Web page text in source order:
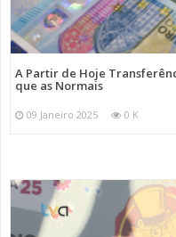
A Partir de Hoje
que as Normais
09 Janeiro 2025 0 K